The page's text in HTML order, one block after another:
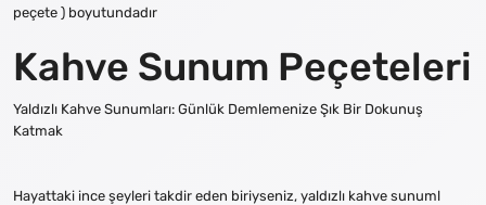
peçete ) boyutundadır
Kahve Sunum Peçeteleri
Yaldızlı Kahve Sunumları: Günlük Demlemenize Şık Bir Dokunuş
Katmak
Hayattaki ince şeyleri takdir eden biriyseniz, yaldızlı kahve sunuml